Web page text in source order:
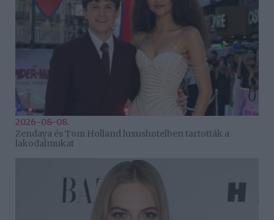
2026-08-08.
Zendaya és Tom Holland luxushotelben tartották a
lakodalmukat